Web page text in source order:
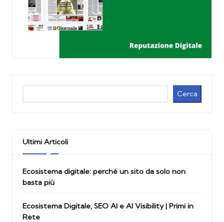
Cerca
Ultimi Articoli
Ecosistema digitale: perché un sito da solo non
basta più
Ecosistema Digitale, SEO AI e AI Visibility | Primi in
Rete